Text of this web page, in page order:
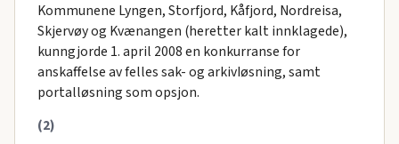
Kommunene Lyngen, Storfjord, Kåfjord, Nordreisa,
Skjervøy og Kvænangen (heretter kalt innklagede),
kunngjorde 1. april 2008 en konkurranse for
anskaffelse av felles sak- og arkivIøsning, samt
portalløsning som opsjon.
(2)